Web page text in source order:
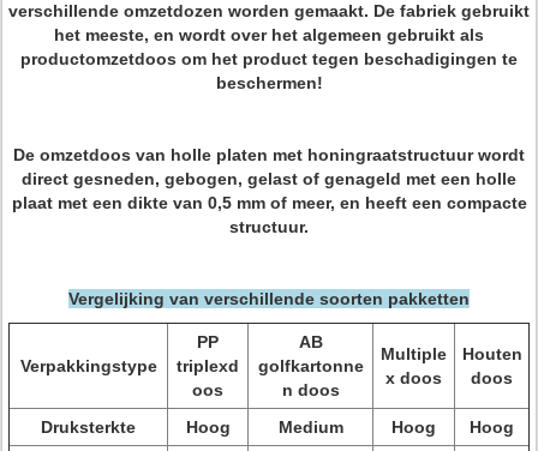
verschillende omzetdozen worden gemaakt. De fabriek gebruikt
het meeste, en wordt over het algemeen gebruikt als
productomzetdoos om het product tegen beschadigingen te
beschermen!
De omzetdoos van holle platen met honingraatstructuur wordt
direct gesneden, gebogen, gelast of genageld met een holle
plaat met een dikte van 0,5 mm of meer, en heeft een compacte
structuur.
Vergelijking van verschillende soorten pakketten
Verpakkingstype
PP
triplexd
oos
AB
golfkartonne
n doos
Multiple
x doos
Houten
doos
Druksterkte Hoog Medium Hoog
Hoog